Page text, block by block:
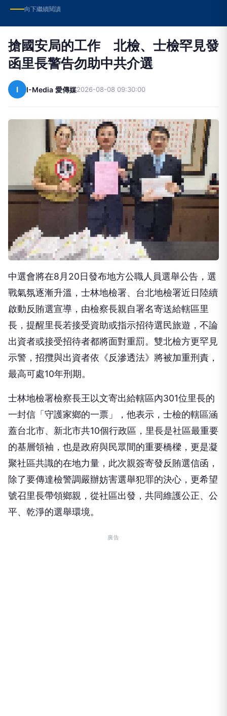
向下繼續閱讀
搶國安局的工作 北檢、士檢罕見發
函里長警告勿助中共介選
I I-Media 愛傳媒2026-08-08 09:30:00
中選會將在8月20日發布地方公職人員選舉公告，選
戰氣氛逐漸升溫，士林地檢署、台北地檢署近日陸續
啟動反賄選宣導，由檢察長親自署名寄送給轄區里
長，提醒里長若接受資助或指示招待選民旅遊，不論
出資者或接受招待者都將面對重罰。雙北檢方更罕見
示警，招攬與出資者依《反滲透法》將被加重刑責，
最高可處10年刑期。
士林地檢署檢察長王以文寄出給轄區內301位里長的
一封信「守護家鄉的一票」，他表示，士檢的轄區涵
蓋台北市、新北市共10個行政區，里長是社區最重要
的基層領袖，也是政府與民眾間的重要橋樑，更是凝
聚社區共識的在地力量，此次親簽寄發反賄選信函，
除了要傳達檢警調嚴辦妨害選舉犯罪的決心，更希望
號召里長帶領鄉親，從社區出發，共同維護公正、公
平、乾淨的選舉環境。
廣告